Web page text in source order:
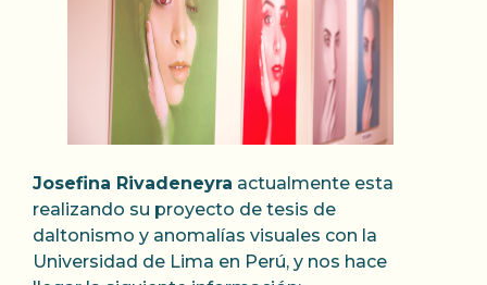
Josefina Rivadeneyra actualmente esta
realizando su proyecto de tesis de
daltonismo y anomalías visuales con la
Universidad de Lima en Perú, y nos hace